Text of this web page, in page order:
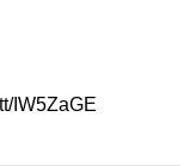
IW5ZaGE